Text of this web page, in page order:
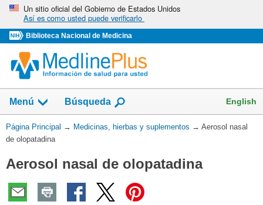
Omita
vaya
al
Contenido
Un sitio oficial del Gobierno de Estados Unidos
Así es como usted puede verificarlo
Biblioteca Nacional de Medicina
Menú
Mostrar
campo
de
Búsqueda English
Usted
está
Página Principal → Medicinas, hierbas y suplementos → Aerosol nasal
de olopatadina
Aerosol nasal de olopatadina